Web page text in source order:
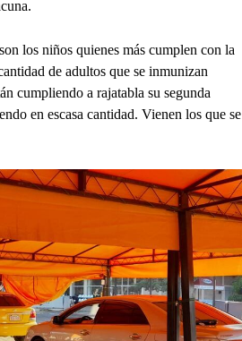
los niños quienes más cumplen con la
de adultos que se inmunizan
cumpliendo a rajatabla su segunda
en escasa cantidad. Vienen los que se